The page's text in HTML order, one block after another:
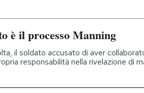
è il processo Manning
il soldato accusato di aver
responsabilità nella rivelazione di